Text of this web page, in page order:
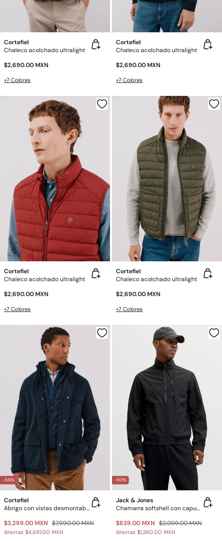
Cortefiel
Chaleco acolchado ultralight
$2,690.00 MXN
+7 Colores
Cortefiel
Chaleco acolchado ultralight
$2,690.00 MXN
+7 Colores
Cortefiel
Chaleco acolchado ultralight
$2,690.00 MXN
+7 Colores
Cortefiel
Chaleco acolchado ultralight
$2,690.00 MXN
+7 Colores
-59%
Cortefiel
Abrigo con vistas desmontables
$3,299.00 MXN $7,990.00 MXN
Ahorras $4,691.00 MXN
-60%
Jack & Jones
Chamarra softshell con capucha
$839.00 MXN $2,099.00 MXN
Ahorras $1,260.00 MXN